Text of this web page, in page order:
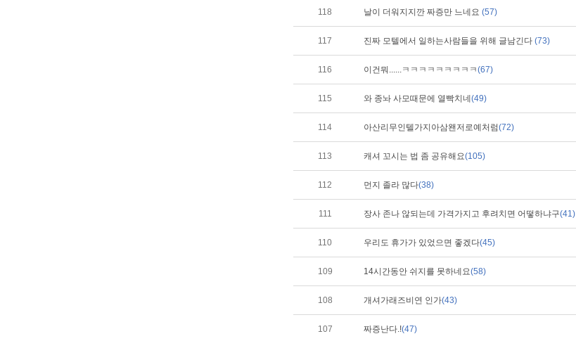
118 날이 더워지지깐 짜증만 느네요 (57)
117 진짜 모텔에서 일하는사람들을 위해 글남긴다 (73)
116 이건뭐......ㅋㅋㅋㅋㅋㅋㅋㅋㅋ(67)
115 와 종놔 사모때문에 열빡치네 (49)
114 아산리무인텔가지아삼왠저로예처럼(72)
113 캐셔 꼬시는 법 좀 공유해요(105)
112 먼지 졸라 많다(38)
111 장사 존나 않되는데 가격가지고 후려치면 어떻하냐구(41)
110 우리도 휴가가 있었으면 좋겠다(45)
109 14시간동안 쉬지를 못하네요(58)
108 개셔가래즈비연 인가(43)
107 짜증난다.!(47)